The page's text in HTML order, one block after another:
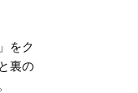
をク
裏の